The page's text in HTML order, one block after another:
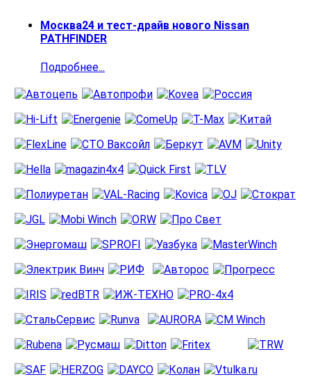
Москва24 и тест-драйв нового Nissan
PATHFINDER
Подробнее...